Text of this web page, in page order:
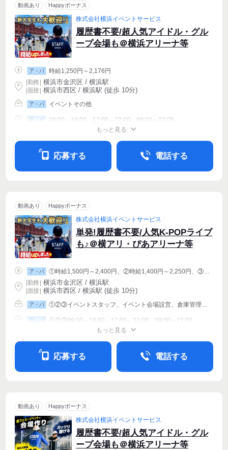
動画あり Happyボーナス
株式会社横浜イベントサービス
履歴書不要/超人気アイドル・グル
ープ会場も＠横浜アリーナ等
ア・パ
時給1,250円～2,176円
|勤務 横浜市金沢区 / 横浜駅
| 面接 | 横浜市西区 / 横浜駅 (徒歩 10分)
ア・パ イベントその他
ア・パ 09:00～18:00、17:00～22:00、09:00～22:00
もっと見る
応募する 電話する
動画あり Happyボーナス
株式会社横浜イベントサービス
単発!履歴書不要/人気K-POPライブ
も♪＠横アリ・ぴあアリーナ等
ア・パ
①時給1,500円～2,400円、②時給1,400円～2,250円、③時給1,250円～2,025円
|勤務 横浜市金沢区 / 横浜駅
| 面接 | 横浜市西区 / 横浜駅 (徒歩 10分)
ア・パ ①②③イベントスタッフ、イベント会場設営、倉庫管理・入出荷
ア・パ ①②③09:00～18:00、17:00～22:00、09:00～22:00
もっと見る
応募する 電話する
動画あり Happyボーナス
株式会社横浜イベントサービス
履歴書不要/超人気アイドル・グル
ープ会場も＠横浜アリーナ等